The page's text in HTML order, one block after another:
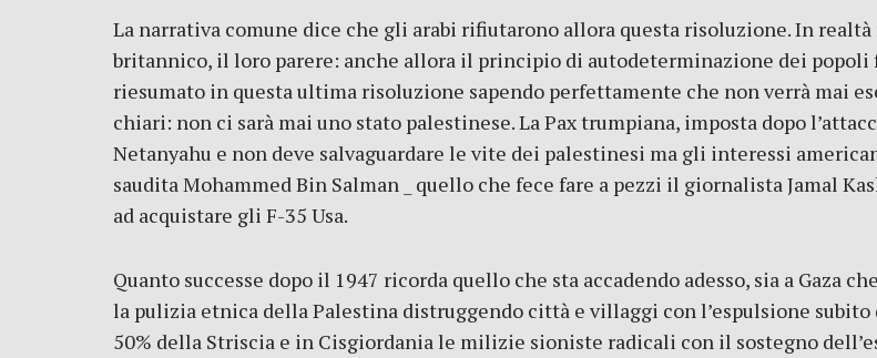
La narrativa comune dice che gli arabi rifiutarono allora questa risoluzione. In
britannico, il loro parere: anche allora il principio di autodeterminazione dei
riesumato in questa ultima risoluzione sapendo perfettamente che non verrà mai
chiari: non ci sarà mai uno stato palestinese. La Pax trumpiana, imposta dopo
Netanyahu e non deve salvaguardare le vite dei palestinesi ma gli interessi
saudita Mohammed Bin Salman _ quello che fece fare a pezzi il giornalista Jamal
ad acquistare gli F-35 Usa.
Quanto successe dopo il 1947 ricorda quello che sta accadendo adesso, sia a
la pulizia etnica della Palestina distruggendo città e villaggi con l’espulsione
50% della Striscia e in Cisgiordania le milizie sioniste radicali con il sostegno